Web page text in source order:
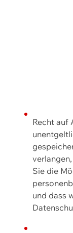
Recht auf
Sie die
und dass